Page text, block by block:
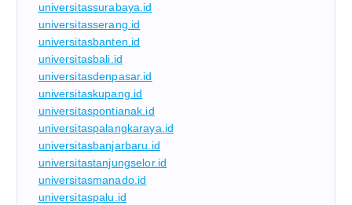
universitassurabaya.id
universitasserang.id
universitasbanten.id
universitasbali.id
universitasdenpasar.id
universitaskupang.id
universitaspontianak.id
universitaspalangkaraya.id
universitasbanjarbaru.id
universitastanjungselor.id
universitasmanado.id
universitaspalu.id